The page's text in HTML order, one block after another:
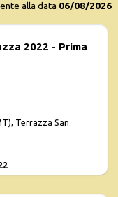
alla data 06/08/2026
2022 - Prima
Terrazza San